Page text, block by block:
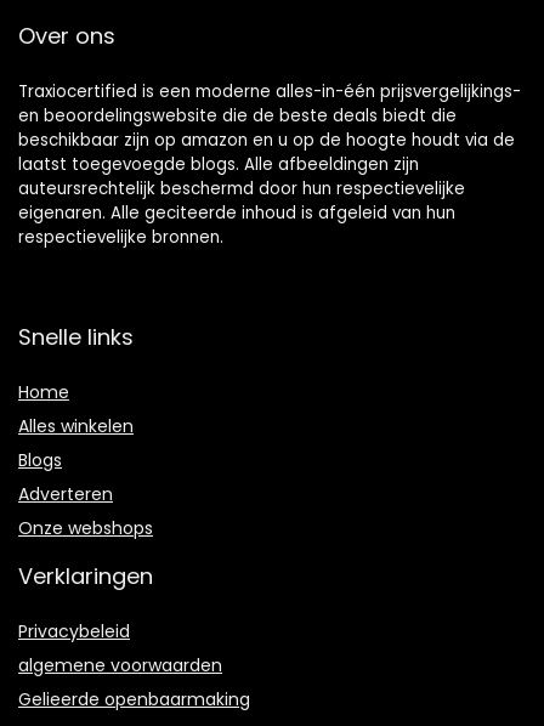
Over ons
Traxiocertified is een moderne alles-in-één prijsvergelijkings-
en beoordelingswebsite die de beste deals biedt die
beschikbaar zijn op amazon en u op de hoogte houdt via de
laatst toegevoegde blogs. Alle afbeeldingen zijn
auteursrechtelijk beschermd door hun respectievelijke
eigenaren. Alle geciteerde inhoud is afgeleid van hun
respectievelijke bronnen.
Snelle links
Home
Alles winkelen
Blogs
Adverteren
Onze webshops
Verklaringen
Privacybeleid
algemene voorwaarden
Gelieerde openbaarmaking